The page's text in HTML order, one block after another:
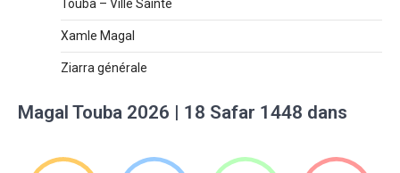
Touba – Ville Sainte
Xamle Magal
Ziarra générale
Magal Touba 2026 | 18 Safar 1448 dans